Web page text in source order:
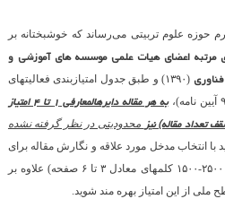
حوزه علوم تربیتی میرساند که خوشبختانه بر
مرتبه اعضای هیات علمی موسسه­ های آموزشی و
(۱۳۹۰) و طبق جدول امتیازبندی فعالیت­های
به هر مقاله دایره­المعارفی ۱ تا ۴ امتیاز
تعداد مقاله) نیز محدودیتی در نظر گرفته نشده
با انتخاب مدخل مورد علاقه و نگارش مقاله برای
( مقالات ۲۵۰۰-۱۵۰۰ کلمه­ای معادل ۳ تا ۶ صفحه) علاوه بر
از این امتیاز بهره­ مند شوید.